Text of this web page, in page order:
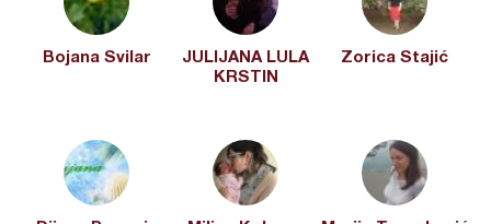
Bojana Svilar
JULIJANA LULA
KRSTIN
Zorica Stajić